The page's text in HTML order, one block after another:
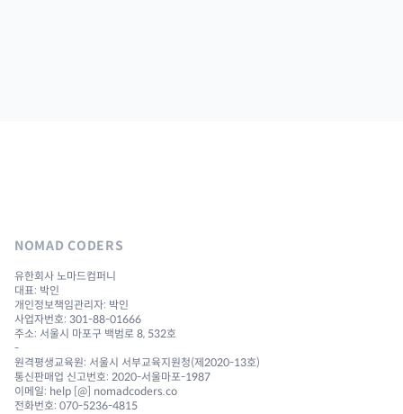
NOMAD CODERS
유한회사 노마드컴퍼니
대표: 박인
개인정보책임관리자: 박인
사업자번호: 301-88-01666
주소: 서울시 마포구 백범로 8, 532호
-
원격평생교육원: 서울시 서부교육지원청(제2020-13호)
통신판매업 신고번호: 2020-서울마포-1987
이메일: help [@] nomadcoders.co
전화번호: 070-5236-4815